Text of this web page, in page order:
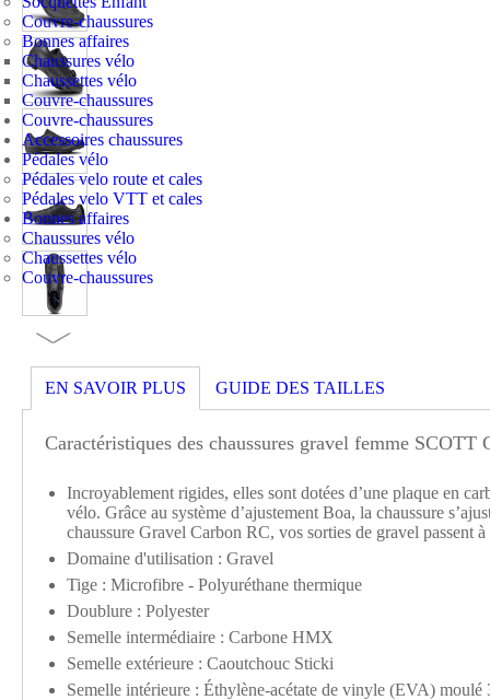
Couvre-chaussures
Bonnes affaires
Chaussures vélo
Chaussettes vélo
Couvre-chaussures
Couvre-chaussures
Accessoires chaussures
Pédales vélo
Pédales velo route et cales
Pédales velo VTT et cales
Bonnes affaires
Chaussures vélo
Chaussettes vélo
Couvre-chaussures
EN SAVOIR PLUS GUIDE DES TAILLES
Caractéristiques des chaussures gravel femme
Incroyablement rigides, elles sont dotées d’une plaque en
vélo. Grâce au système d’ajustement Boa, la chaussure
chaussure Gravel Carbon RC, vos sorties de gravel passent
Domaine d'utilisation : Gravel
Tige : Microfibre - Polyuréthane thermique
Doublure : Polyester
Semelle intermédiaire : Carbone HMX
Semelle extérieure : Caoutchouc Sticki
Semelle intérieure : Éthylène-acétate de vinyle (EVA)